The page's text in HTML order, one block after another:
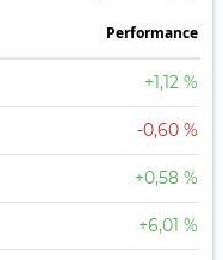
Perfor­mance
+1,12 %
-0,60 %
+0,58 %
+6,01 %